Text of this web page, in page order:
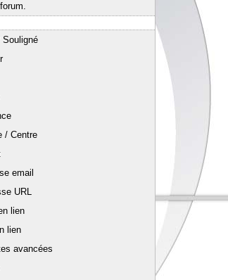
/ Centre
email
URL
lien
lien
avancées